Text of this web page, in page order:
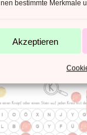
bestimmte Merkmale
Akzeptieren